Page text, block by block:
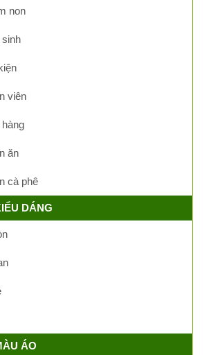
non
viên
ăn
cà phê
DÁNG
ÁO